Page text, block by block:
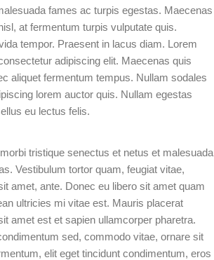
fames ac turpis egestas. Maecenas
at fermentum turpis vulputate quis.
tempor. Praesent in lacus diam. Lorem
adipiscing elit. Maecenas quis
aliquet fermentum tempus. Nullam sodales
lorem auctor quis. Nullam egestas
eu lectus felis.
tristique senectus et netus et malesuada
Vestibulum tortor quam, feugiat vitae,
amet, ante. Donec eu libero sit amet quam
ultricies mi vitae est. Mauris placerat
amet est et sapien ullamcorper pharetra.
sed, commodo vitae, ornare sit
elit eget tincidunt condimentum, eros